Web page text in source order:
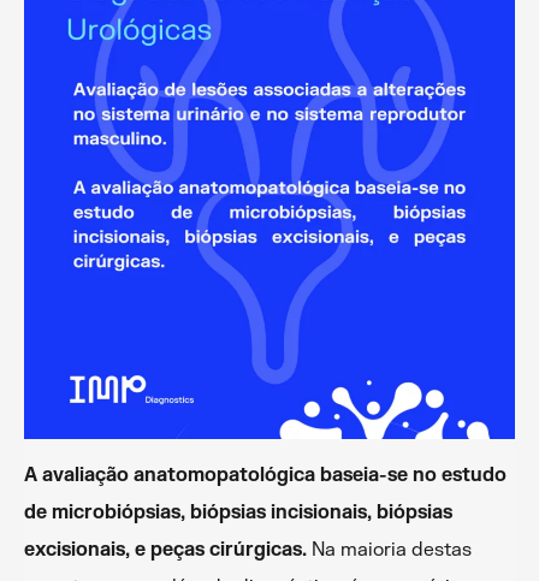
A avaliação anatomopatológica baseia-se no estudo
de microbiópsias, biópsias incisionais, biópsias
excisionais, e peças cirúrgicas. Na maioria destas